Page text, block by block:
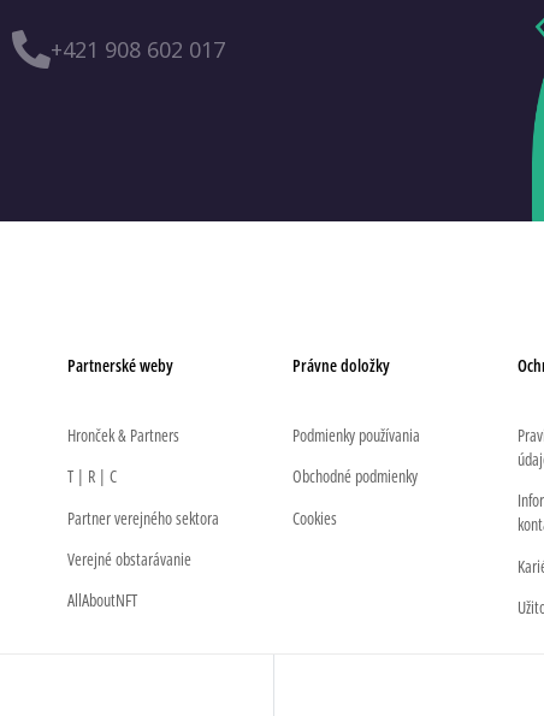
+421 908 602 017
Partnerské weby
Hronček & Partners
T | R | C
Partner verejného sektora
Verejné obstarávanie
AllAboutNFT
Právne doložky
Podmienky používania
Obchodné podmienky
Cookies